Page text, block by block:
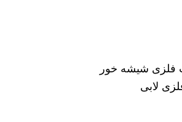
لابی